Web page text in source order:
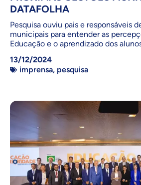
DATAFOLHA
Pesquisa ouviu pais e responsáveis
municipais para entender as
Educação e o aprendizado dos
13/12/2024
imprensa, pesquisa